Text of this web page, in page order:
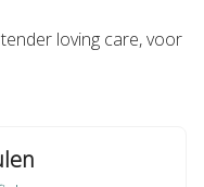
loving care, voor